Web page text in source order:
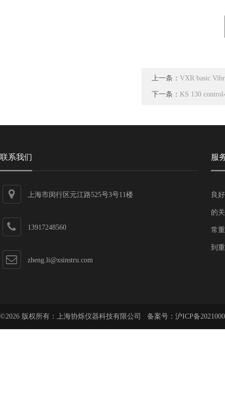
上一条： VXR basic
下一条： KS 130
联系我们
上海市闵行区元江路525号3号11楼
13917248560
zheng.li@xsinstru.com
服
良
的
常
到
©2026 版权所有：上海协烁仪器科技有限公司 备案号： 沪ICP备